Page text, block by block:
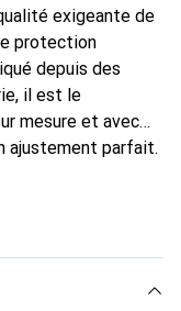
exigeante de
protection
depuis des
il est le
mesure et avec
ajustement parfait.
le client